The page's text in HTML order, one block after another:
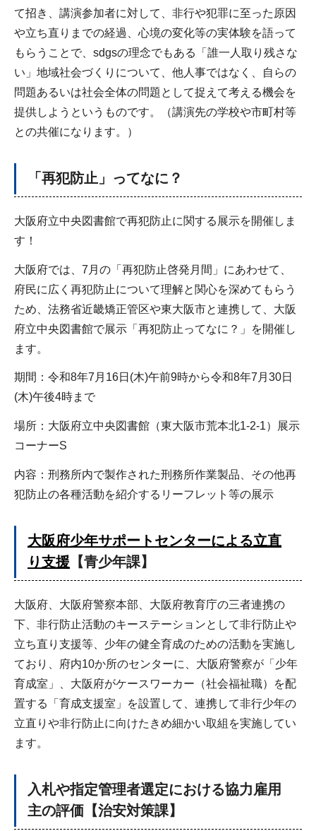
て招き、講演参加者に対して、非行や犯罪に至った原因
や立ち直りまでの経過、心境の変化等の実体験を語って
もらうことで、sdgsの理念でもある「誰一人取り残さな
い」地域社会づくりについて、他人事ではなく、自らの
問題あるいは社会全体の問題として捉えて考える機会を
提供しようというものです。（講演先の学校や市町村等
との共催になります。）
「再犯防止」ってなに？
大阪府立中央図書館で再犯防止に関する展示を開催しま
す！
大阪府では、7月の「再犯防止啓発月間」にあわせて、
府民に広く再犯防止について理解と関心を深めてもらう
ため、法務省近畿矯正管区や東大阪市と連携して、大阪
府立中央図書館で展示「再犯防止ってなに？」を開催し
ます。
期間：令和8年7月16日(木)午前9時から令和8年7月30日
(木)午後4時まで
場所：大阪府立中央図書館（東大阪市荒本北1-2-1）展示
コーナーS
内容：刑務所内で製作された刑務所作業製品、その他再
犯防止の各種活動を紹介するリーフレット等の展示
大阪府少年サポートセンターによる立直
り支援 【青少年課】
大阪府、大阪府警察本部、大阪府教育庁の三者連携の
下、非行防止活動のキーステーションとして非行防止や
立ち直り支援等、少年の健全育成のための活動を実施し
ており、府内10か所のセンターに、大阪府警察が「少年
育成室」、大阪府がケースワーカー（社会福祉職）を配
置する「育成支援室」を設置して、連携して非行少年の
立直りや非行防止に向けたきめ細かい取組を実施してい
ます。
入札や指定管理者選定における協力雇用
主の評価【治安対策課】